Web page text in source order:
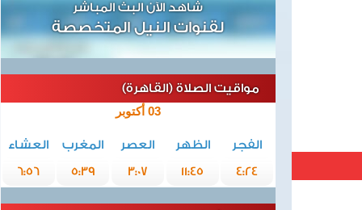
شاهد الآن البث المباشر
لقنوات النيل المتخصصة
مواقيت الصلاة (القاهرة)
03 أكتوبر
الفجر الظهر العصر المغرب
العشاء
4:24
11:45
3:07
5:39
6:56